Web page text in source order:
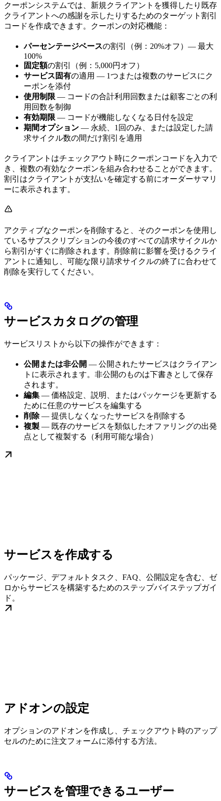
クーポンシステムでは、新規クライアントを獲得したり既存
クライアントへの感謝を示したりするためのターゲット割引
コードを作成できます。クーポンの対応機能：
パーセンテージベースの割引（例：20%オフ）— 最大
100%
固定額の割引（例：5,000円オフ）
サービス固有の適用 — 1つまたは複数のサービスにク
ーポンを添付
使用制限 — コードの合計利用回数または顧客ごとの利
用回数を制御
有効期限 — コードが機能しなくなる日付を設定
期間オプション — 永続、1回のみ、または設定した請
求サイクル数の間だけ割引を適用
クライアントはチェックアウト時にクーポンコードを入力で
き、複数の有効なクーポンを組み合わせることができます。
割引はクライアントが支払いを確定する前にオーダーサマリ
ーに表示されます。
アクティブなクーポンを削除すると、そのクーポンを使用し
ているサブスクリプションの今後のすべての請求サイクルか
ら割引がすぐに削除されます。削除前に影響を受けるクライ
アントに通知し、可能な限り請求サイクルの終了に合わせて
削除を実行してください。
サービスカタログの管理
サービスリストから以下の操作ができます：
公開または非公開 — 公開されたサービスはクライアン
トに表示されます。非公開のものは下書きとして保存
されます。
編集 — 価格設定、説明、またはパッケージを更新する
ために任意のサービスを編集する
削除— 提供しなくなったサービスを削除する
複製 — 既存のサービスを類似したオファリングの出発
点として複製する（利用可能な場合）
サービスを作成する
パッケージ、デフォルトタスク、FAQ、公開設定を含む、ゼ
ロからサービスを構築するためのステップバイステップガイ
ド。
アドオンの設定
オプションのアドオンを作成し、チェックアウト時のアップ
セルのために注文フォームに添付する方法。
サービスを管理できるユーザー